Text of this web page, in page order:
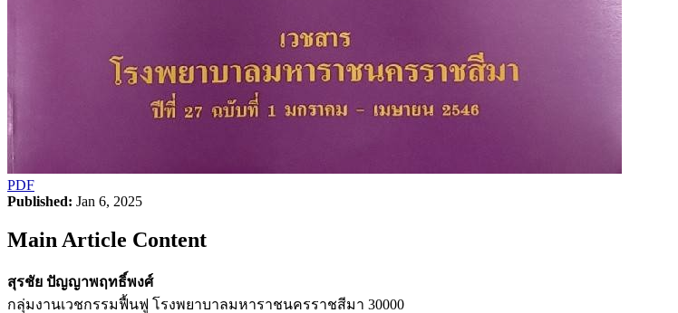
PDF
Published: Jan 6, 2025
Main Article Content
สุรชัย ปัญญาพฤทธิ์พงศ์
กลุ่มงานเวชกรรมฟื้นฟู โรงพยาบาลมหาราชนครราชสีมา 30000